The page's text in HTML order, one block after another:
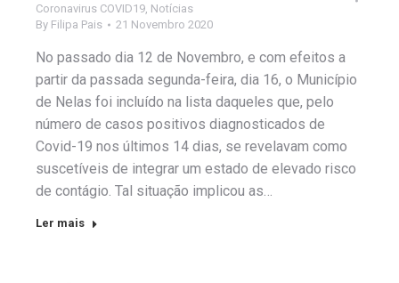
Coronavirus COVID19 Notícias
By Filipa Pais 21 Novembro 2020
No passado dia 12 de Novembro, e com efeitos a
partir da passada segunda-feira, dia 16, o Município
de Nelas foi incluído na lista daqueles que, pelo
número de casos positivos diagnosticados de
Covid-19 nos últimos 14 dias, se revelavam como
suscetíveis de integrar um estado de elevado risco
de contágio. Tal situação implicou as…
Ler mais